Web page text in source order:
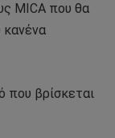
MICA που θα
κανένα
που βρίσκεται